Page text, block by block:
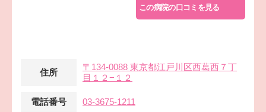
この病院の口コミを見る
住所
〒134-0088 東京都江戸川区西葛西７丁
目１２−１２
電話番号 03-3675-1211